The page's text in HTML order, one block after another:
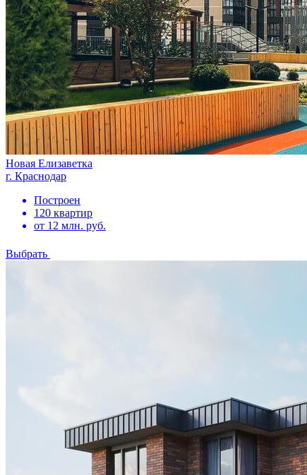
Новая Елизаветка
г. Краснодар
Построен
120 квартир
от 12 млн. руб.
Выбрать